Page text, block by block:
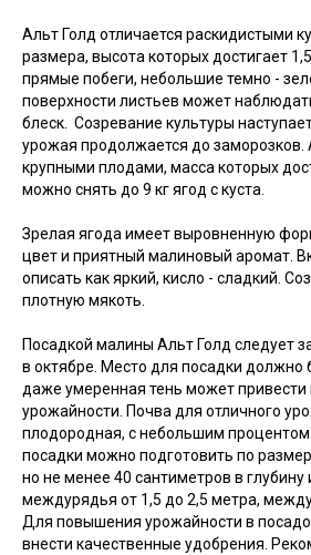
Альт Голд отличается раскидистыми
размера, высота которых достигает
прямые побеги, небольшие темно -
поверхности листьев может
блеск. Созревание культуры
урожая продолжается до заморозков.
крупными плодами, масса которых
можно снять до 9 кг ягод с куста.
Зрелая ягода имеет выровненную
цвет и приятный малиновый аромат.
описать как яркий, кисло - сладкий.
плотную мякоть.
Посадкой малины Альт Голд следует
в октябре. Место для посадки должно
даже умеренная тень может
урожайности. Почва для отличного
плодородная, с небольшим процентом
посадки можно подготовить по
но не менее 40 сантиметров в
междурядья от 1,5 до 2,5 метра,
Для повышения урожайности в
внести качественные удобрения.